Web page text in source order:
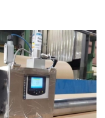
là lựa chọn phổ biến
cuộn.